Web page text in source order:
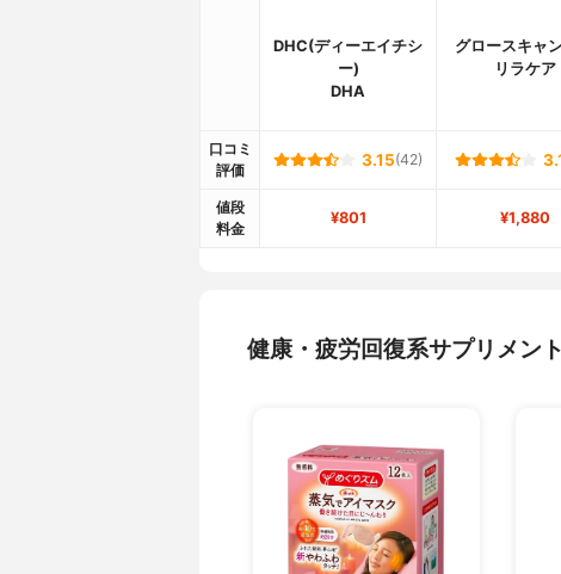
DHC(ディーエイチシ
ー)
DHA
グロースキャ
リラケア
口コミ
評価
3.15(42)
値段
料金
¥801 ¥1,880
健康・疲労回復系サプリメン